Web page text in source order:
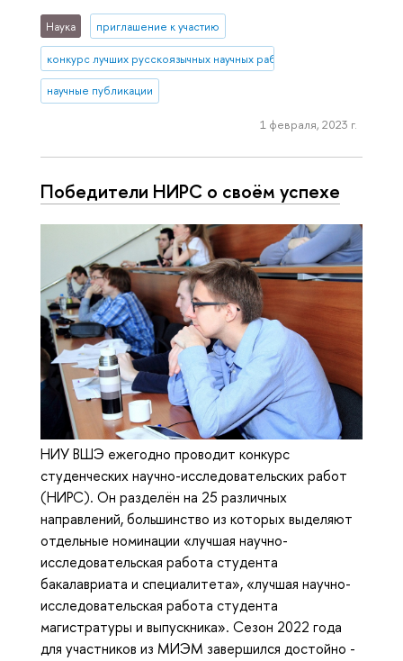
Наука приглашение к участию
конкурс лучших русскоязычных научных работ
научные публикации
1 февраля, 2023 г.
Победители НИРС о своём успехе
НИУ ВШЭ ежегодно проводит конкурс
студенческих научно-исследовательских работ
(НИРС). Он разделён на 25 различных
направлений, большинство из которых выделяют
отдельные номинации «лучшая научно-
исследовательская работа студента
бакалавриата и специалитета», «лучшая научно-
исследовательская работа студента
магистратуры и выпускника». Сезон 2022 года
для участников из МИЭМ завершился достойно -